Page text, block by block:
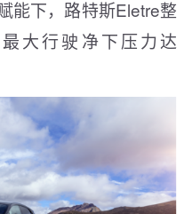
能下，路特斯Eletre整
大行驶净下压力达